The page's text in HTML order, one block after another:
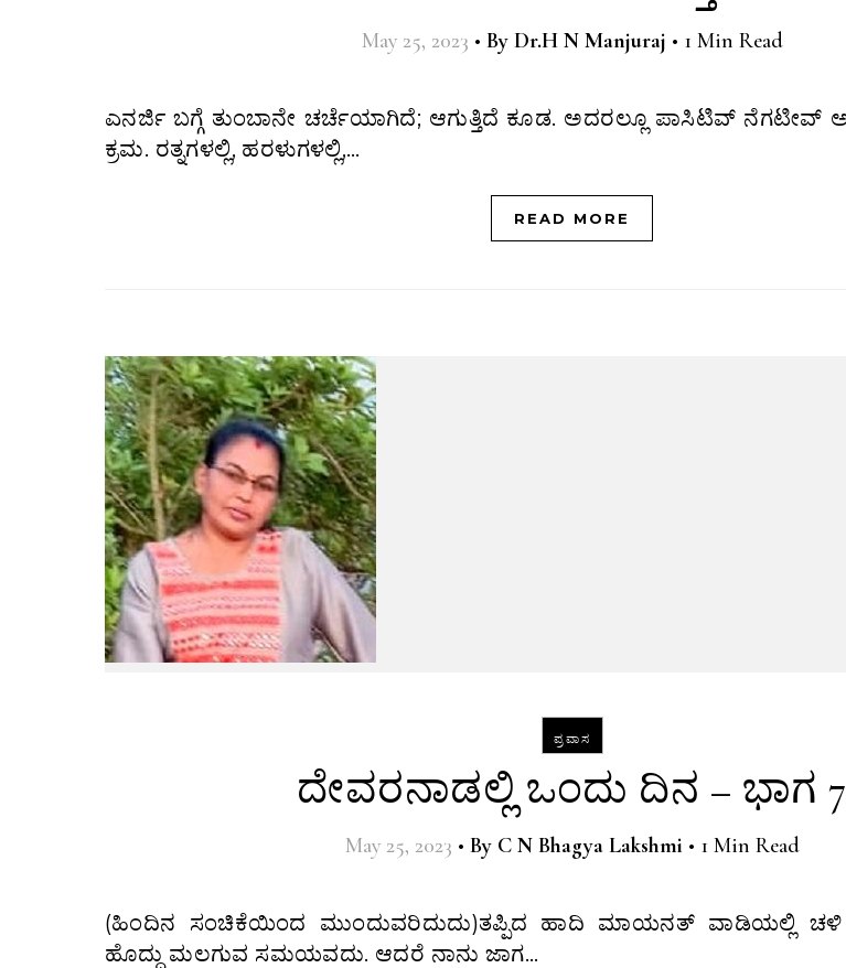
May 25, 2023 • By Dr.H N Manjuraj • 1 Min Read
ಎನರ್ಜಿ ಬಗ್ಗೆ ತುಂಬಾನೇ ಚರ್ಚೆಯಾಗಿದೆ; ಆಗುತ್ತಿದೆ ಕೂಡ. ಅದರಲ್ಲೂ ಪಾಸಿಟಿವ್ ನೆಗಟೀವ್ ಅಂತ ವಿಭಜಿಸಿ ನೋಡುವ
ಕ್ರಮ. ರತ್ನಗಳಲ್ಲಿ, ಹರಳುಗಳಲ್ಲಿ,…
READ MORE
ಪ್ರವಾಸ
ದೇವರನಾಡಲ್ಲಿ ಒಂದು ದಿನ – ಭಾಗ 7
May 25, 2023 • By C N Bhagya Lakshmi • 1 Min Read
(ಹಿಂದಿನ ಸಂಚಿಕೆಯಿಂದ ಮುಂದುವರಿದುದು)ತಪ್ಪಿದ ಹಾದಿ ಮಾಯನತ್ ವಾಡಿಯಲ್ಲಿ ಚಳಿ ಹೆಚ್ಚಾಗಿದ್ದರಿಂದ ಬೆಚ್ಚಗೆ
ಹೊದ್ದು ಮಲಗುವ ಸಮಯವದು. ಆದರೆ ನಾನು ಜಾಗ…